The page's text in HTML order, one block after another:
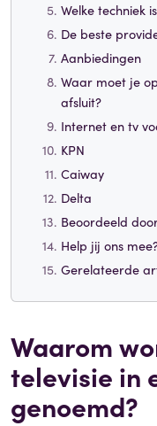
Welke techniek
De beste
Aanbiedingen
Waar moet je
afsluit?
Internet en tv
KPN
Caiway
Delta
Beoordeeld
Help jij ons
Gerelateerde
Waarom
televisie in
genoemd?